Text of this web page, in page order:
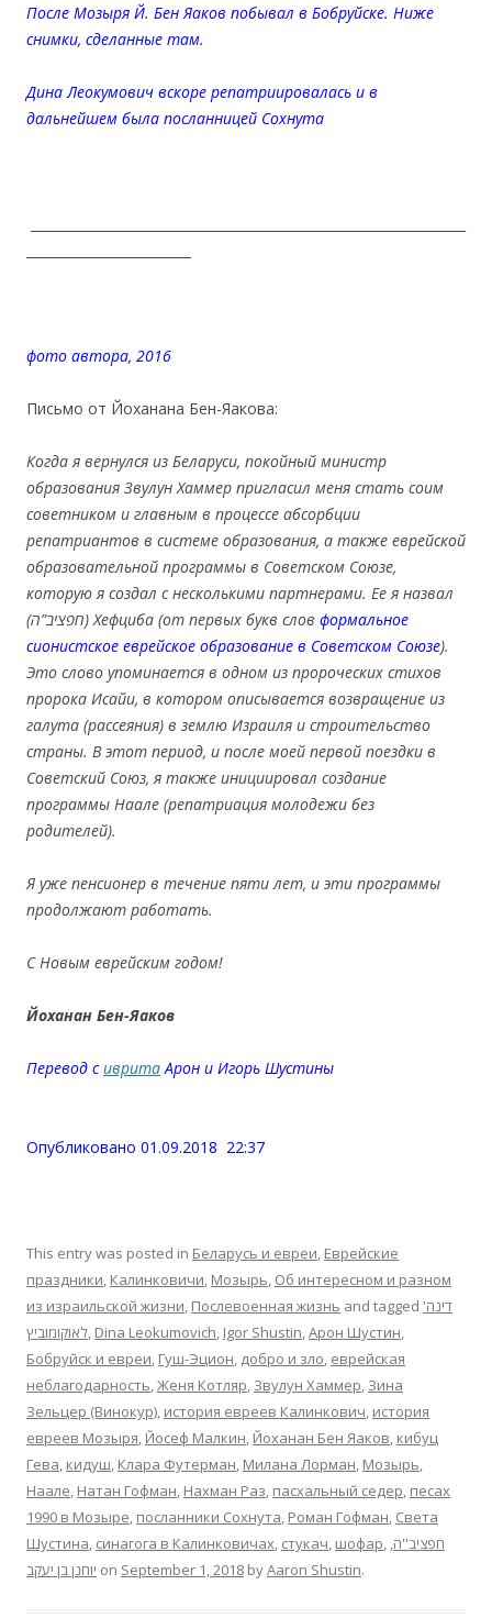
После Мозыря Й. Бен Яаков побывал в Бобруйске. Ниже
снимки, сделанные там.
Дина Леокумович вскоре репатриировалась и в
дальнейшем была посланницей Сохнута
фото автора, 2016
Письмо от Йоханана Бен-Яакова:
Когда я вернулся из Беларуси, покойный министр
образования Звулун Хаммер пригласил меня стать соим
советником и главным в процессе абсорбции
репатриантов в системе образования, а также еврейской
образовательной программы в Советском Союзе,
которую я создал с несколькими партнерами. Ее я назвал
(חפציב”ה) Хефциба (от первых букв слов формальное
сионистское еврейское образование в Советском Союзе).
Это слово упоминается в одном из пророческих стихов
пророка Исайи, в котором описывается возвращение из
галута (рассеяния) в землю Израиля и строительство
страны. В этот период, и после моей первой поездки в
Советский Союз, я также инициировал создание
программы Наале (репатриация молодежи без
родителей).
Я уже пенсионер в течение пяти лет, и эти программы
продолжают работать.
С Новым еврейским годом!
Йоханан Бен-Яаков
Перевод сивритаАрон и Игорь Шустины
Опубликовано 01.09.2018 22:37
This entry was posted in Беларусь и евреи, Еврейские
праздники, Калинковичи, Мозырь, Об интересном и разном
из израильской жизни, Послевоенная жизнь and tagged 'דינה
לאוקומוביץ, Dina Leokumovich, Igor Shustin,Арон Шустин,
Бобруйск и евреи, Гуш-Эцион, добро и зло, еврейская
неблагодарность,Женя Котляр, Звулун Хаммер, Зина
Зельцер (Винокур), история евреев Калинкович, история
евреев Мозыря, Йосеф Малкин, Йоханан Бен Яаков, кибуц
Гева, кидуш, Клара Футерман, Милана Лорман, Мозырь,
Наале, Натан Гофман, Нахман Раз, пасхальный седер, песах
1990 в Мозыре, посланники Сохнута, Роман Гофман, Света
Шустина, синагога в Калинковичах, стукач, шофар, חפציב''ה,
יוחנן בן יעקב on September 1, 2018 byAaron Shustin.